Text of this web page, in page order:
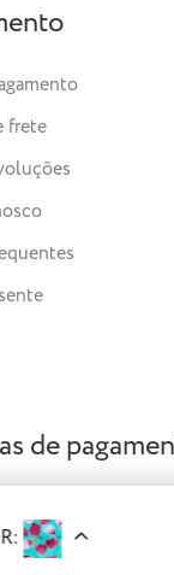
frete
de
reservados.